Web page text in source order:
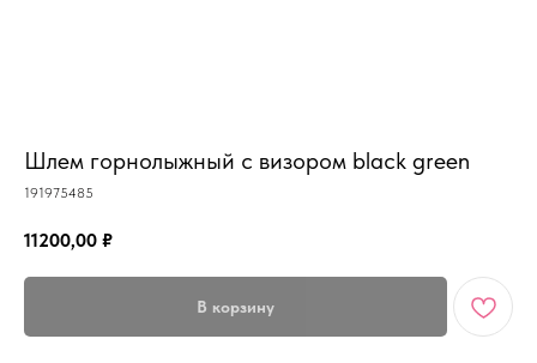
Шлем горнолыжный с визором black green
191975485
11200,00 ₽
В корзину